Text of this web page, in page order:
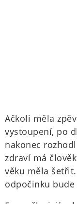
Ačkoli měla
vystoupení, po
nakonec
zdraví má
věku měla
odpočinku